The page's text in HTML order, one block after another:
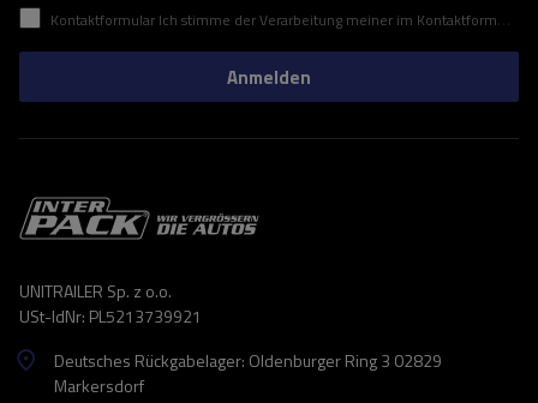
Kontaktformular Ich stimme der Verarbeitung meiner im Kontaktformular enthaltenen personenbezogenen Daten gemäß der Verordnung (EU) des Europäischen Parlaments und des Rates zu.
Anmelden
UNITRAILER Sp. z o.o.
USt-IdNr: PL5213739921
Deutsches Rückgabelager: Oldenburger Ring 3 02829
Markersdorf